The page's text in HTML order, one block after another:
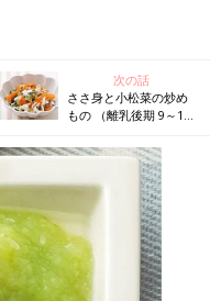
次の話
ささ身と小松菜の炒め
もの （離乳後期 9～11